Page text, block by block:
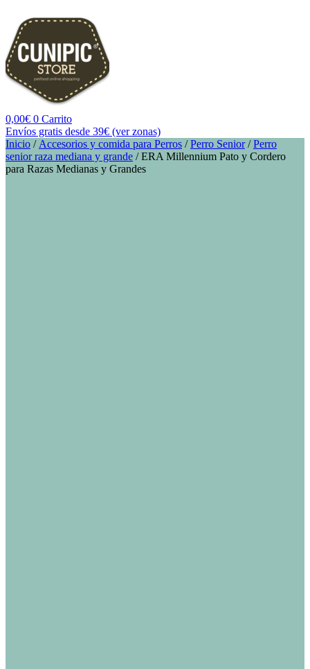
0,00€ 0 Carrito
Envíos gratis desde 39€ (ver zonas)
Inicio / Accesorios y comida para Perros /Perro Senior/Perro
senior raza mediana y grande / ERA Millennium Pato y Cordero
para Razas Medianas y Grandes